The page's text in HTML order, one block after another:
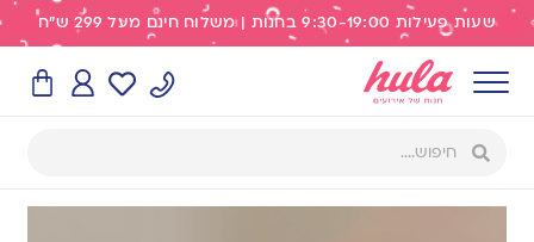
שעות פעילות 9:30-19:00 בחנות | משלוח חינם מעל 299 ש"ח